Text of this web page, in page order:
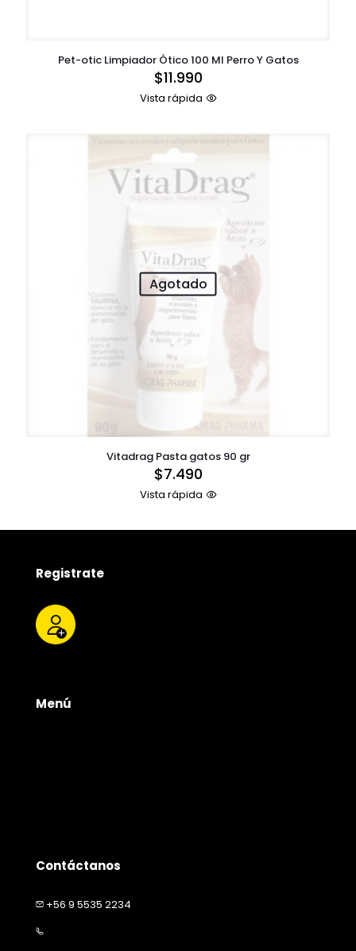
Pet-otic Limpiador Ótico 100 Ml Perro Y Gatos
$11.990
Vista rápida
Agotado
Vitadrag Pasta gatos 90 gr
$7.490
Vista rápida
Registrate
Menú
Contáctanos
+56 9 5535 2234